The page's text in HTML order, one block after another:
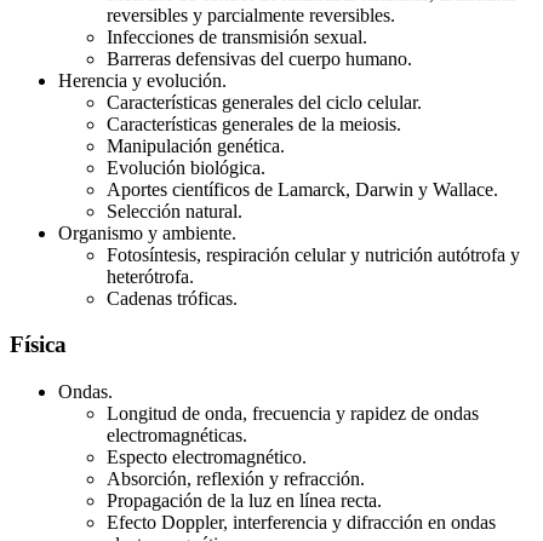
reversibles y parcialmente reversibles.
Infecciones de transmisión sexual.
Barreras defensivas del cuerpo humano.
Herencia y evolución.
Características generales del ciclo celular.
Características generales de la meiosis.
Manipulación genética.
Evolución biológica.
Aportes científicos de Lamarck, Darwin y Wallace.
Selección natural.
Organismo y ambiente.
Fotosíntesis, respiración celular y nutrición autótrofa y
heterótrofa.
Cadenas tróficas.
Física
Ondas.
Longitud de onda, frecuencia y rapidez de ondas
electromagnéticas.
Especto electromagnético.
Absorción, reflexión y refracción.
Propagación de la luz en línea recta.
Efecto Doppler, interferencia y difracción en ondas